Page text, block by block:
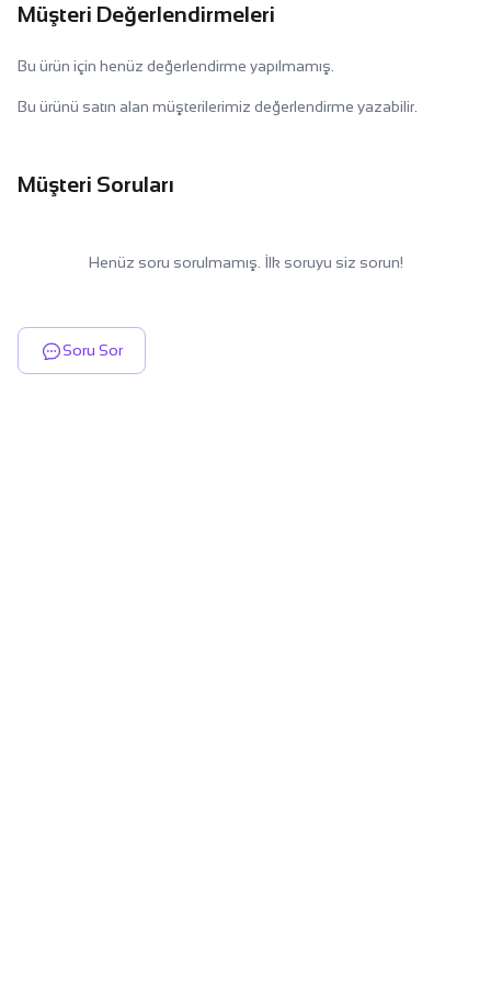
Müşteri Değerlendirmeleri
Bu ürün için henüz değerlendirme yapılmamış.
Bu ürünü satın alan müşterilerimiz değerlendirme yazabilir.
Müşteri Soruları
Henüz soru sorulmamış. İlk soruyu siz sorun!
Soru Sor